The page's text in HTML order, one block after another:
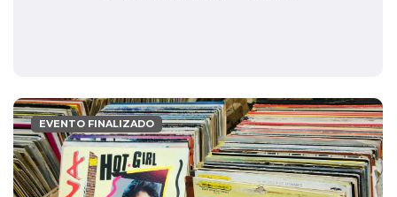
EVENTO FINALIZADO